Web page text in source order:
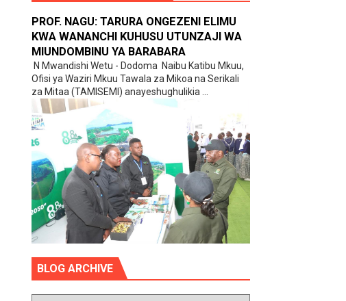
PROF. NAGU: TARURA ONGEZENI ELIMU
KWA WANANCHI KUHUSU UTUNZAJI WA
MIUNDOMBINU YA BARABARA
‎ ‎N Mwandishi Wetu - Dodoma ‎ ‎Naibu Katibu Mkuu,
Ofisi ya Waziri Mkuu Tawala za Mikoa na Serikali
za Mitaa (TAMISEMI) anayeshughulikia ...
BLOG ARCHIVE